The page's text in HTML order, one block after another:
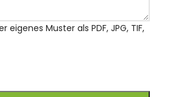
Muster als PDF, JPG, TIF,